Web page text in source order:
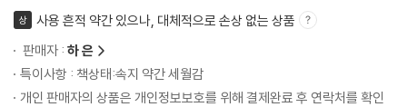
상
사용 흔적 약간 있으나, 대체적으로 손상 없는 상품
판매자 : 하 은
특이사항 : 책상태:속지 약간 세월감
개인 판매자의 상품은 개인정보보호를 위해 결제완료 후 연락처를 확인